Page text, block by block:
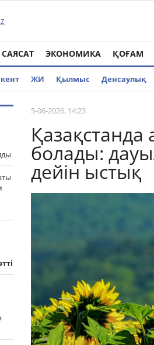
САЯСАТ ЭКОНОМИКА ҚОҒАМ
ЖИ Қылмыс Денсаулық
5-06-2026, 14:23
болады:
дейін ыстық